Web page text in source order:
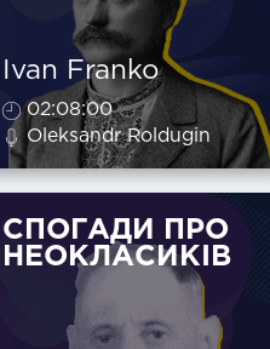
Ivan Franko
02:08:00
Oleksandr Roldugin
СПОГАДИ ПРО
НЕОКЛАСИКІВ